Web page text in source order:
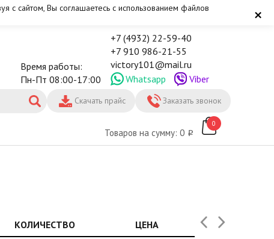
×
с сайтом, Вы соглашаетесь с использованием файлов
Время работы:
Пн-Пт 08:00-17:00
+7 (4932) 22-59-40
+7 910 986-21-55
victory101@mail.ru
Whatsapp
Viber
Заказать звонок
Скачать прайс
Товаров на сумму: 0
0
КОЛИЧЕСТВО ЦЕНА